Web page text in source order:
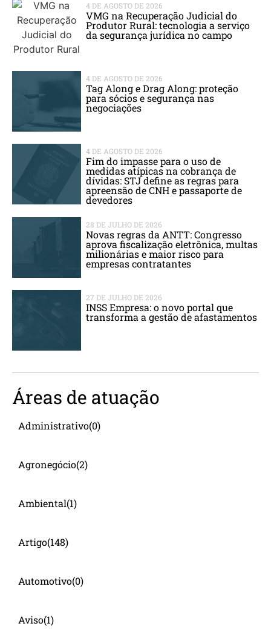
4 DE AGOSTO DE 2026
VMG na Recuperação Judicial do
Produtor Rural: tecnologia a serviço
da segurança jurídica no campo
4 DE AGOSTO DE 2026
Tag Along e Drag Along: proteção
para sócios e segurança nas
negociações
4 DE AGOSTO DE 2026
Fim do impasse para o uso de
medidas atípicas na cobrança de
dívidas: STJ define as regras para
apreensão de CNH e passaporte de
devedores
28 DE JULHO DE 2026
Novas regras da ANTT: Congresso
aprova fiscalização eletrônica, multas
milionárias e maior risco para
empresas contratantes
27 DE JULHO DE 2026
INSS Empresa: o novo portal que
transforma a gestão de afastamentos
Áreas de atuação
Administrativo(0)
Agronegócio(2)
Ambiental(1)
Artigo(148)
Automotivo(0)
Aviso(1)